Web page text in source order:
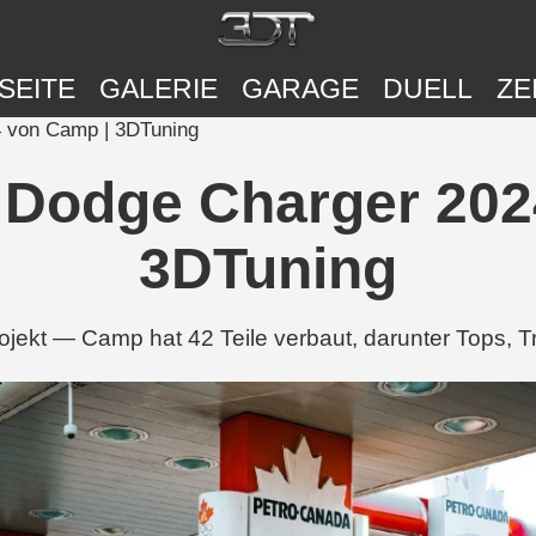
GALERIE GARAGE DUELL
Camp | 3DTuning
Charger
3DTuning
— Camp hat 42 Teile verbaut, darunter Tops,